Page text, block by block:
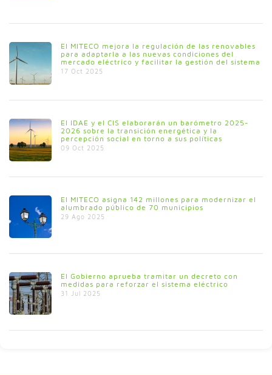
El MITECO mejora la regulación de las renovables
para adaptarla a las nuevas condiciones del
mercado eléctrico y facilitar la gestión del sistema
17 Oct 2025
El IDAE y el CIS elaborarán un barómetro 2025-
2026 sobre la transición energética y la
percepción social en torno a sus políticas
09 Oct 2025
El MITECO asigna 142 millones para modernizar el
alumbrado público de 70 municipios
29 Ago 2025
El Gobierno aprueba tramitar un decreto con
medidas para reforzar el sistema eléctrico
31 Jul 2025